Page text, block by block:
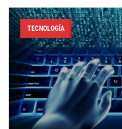
TECNOLOGÍA